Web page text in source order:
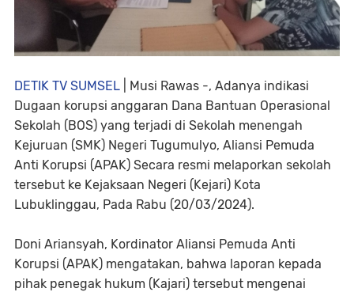
DETIK TV SUMSEL | Musi Rawas -, Adanya indikasi
Dugaan korupsi anggaran Dana Bantuan Operasional
Sekolah (BOS) yang terjadi di Sekolah menengah
Kejuruan (SMK) Negeri Tugumulyo, Aliansi Pemuda
Anti Korupsi (APAK) Secara resmi melaporkan sekolah
tersebut ke Kejaksaan Negeri (Kejari) Kota
Lubuklinggau, Pada Rabu (20/03/2024).
Doni Ariansyah, Kordinator Aliansi Pemuda Anti
Korupsi (APAK) mengatakan, bahwa laporan kepada
pihak penegak hukum (Kajari) tersebut mengenai